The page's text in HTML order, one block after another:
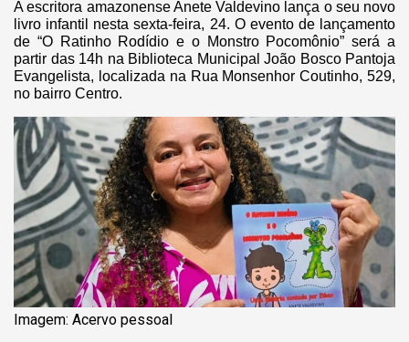
A escritora amazonense Anete Valdevino lança o seu novo
livro infantil nesta sexta-feira, 24. O evento de lançamento
de “O Ratinho Rodídio e o Monstro Pocomônio” será a
partir das 14h na Biblioteca Municipal João Bosco Pantoja
Evangelista, localizada na Rua Monsenhor Coutinho, 529,
no bairro Centro.
Imagem: Acervo pessoal